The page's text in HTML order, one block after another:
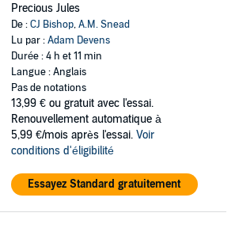
Precious Jules
De :CJ Bishop,A.M. Snead
Lu par :Adam Devens
Durée : 4 h et 11 min
Langue : Anglais
Pas de notations
13,99 € ou gratuit avec l'essai.
Renouvellement automatique à
5,99 €/mois après l'essai. Voir
conditions d'éligibilité
Essayez Standard gratuitement